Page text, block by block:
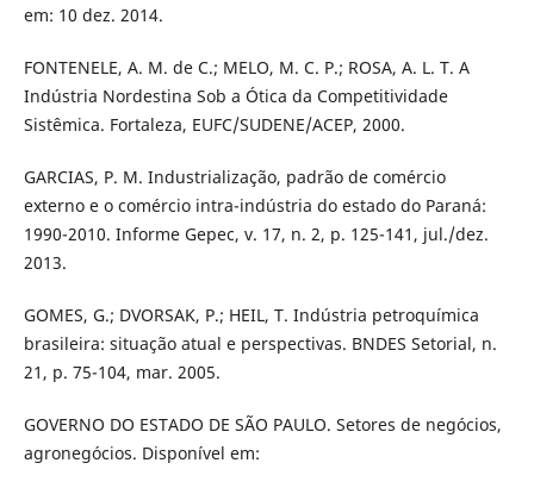
em: 10 dez. 2014.
FONTENELE, A. M. de C.; MELO, M. C. P.; ROSA, A. L. T. A
Indústria Nordestina Sob a Ótica da Competitividade
Sistêmica. Fortaleza, EUFC/SUDENE/ACEP, 2000.
GARCIAS, P. M. Industrialização, padrão de comércio
externo e o comércio intra-indústria do estado do Paraná:
1990-2010. Informe Gepec, v. 17, n. 2, p. 125-141, jul./dez.
2013.
GOMES, G.; DVORSAK, P.; HEIL, T. Indústria petroquímica
brasileira: situação atual e perspectivas. BNDES Setorial, n.
21, p. 75-104, mar. 2005.
GOVERNO DO ESTADO DE SÃO PAULO. Setores de negócios,
agronegócios. Disponível em: